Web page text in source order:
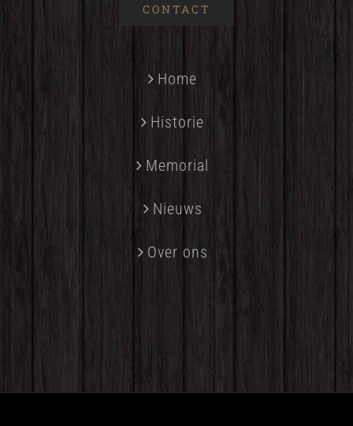
CONTACT
Home
Historie
Memorial
Nieuws
Over ons